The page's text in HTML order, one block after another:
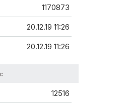
1170873
20.12.19 11:26
20.12.19 11:26
12516